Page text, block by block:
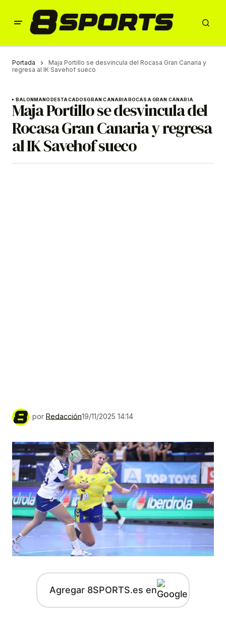
Portada
Maja Portillo se desvincula del Rocasa Gran Canaria y
regresa al IK Savehof sueco
BALONMANODESTACADOSGRAN CANARIAROCASA GRAN CANARIA
Maja Portillo se desvincula del
Rocasa Gran Canaria y regresa
al IK Savehof sueco
por Redacción19/11/2025 14:14
Agregar 8SPORTS.es en